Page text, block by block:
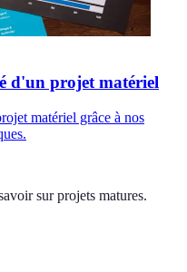
d'un projet matériel
matériel grâce à nos
sur projets matures.